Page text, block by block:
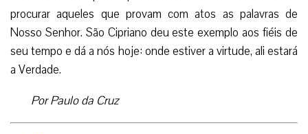
procurar aqueles que provam com atos as palavras de
Nosso Senhor. São Cipriano deu este exemplo aos fiéis de
seu tempo e dá a nós hoje: onde estiver a virtude, ali estará
a Verdade.
Por Paulo da Cruz